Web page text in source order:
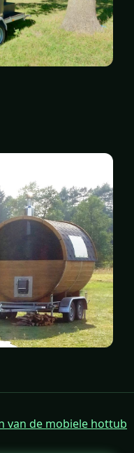
van de mobiele hottub